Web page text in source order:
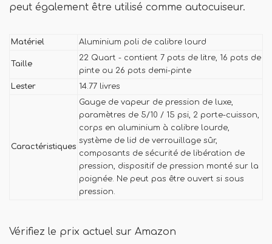
peut également être utilisé comme autocuiseur.
Matériel Aluminium poli de calibre lourd
Taille
22 Quart - contient 7 pots de litre, 16 pots de
pinte ou 26 pots demi-pinte
Lester
14.77 livres
Caractéristiques
Gauge de vapeur de pression de luxe,
paramètres de 5/10 / 15 psi, 2 porte-cuisson,
corps en aluminium à calibre lourde,
système de lid de verrouillage sûr,
composants de sécurité de libération de
pression, dispositif de pression monté sur la
poignée. Ne peut pas être ouvert si sous
pression.
Vérifiez le prix actuel sur Amazon